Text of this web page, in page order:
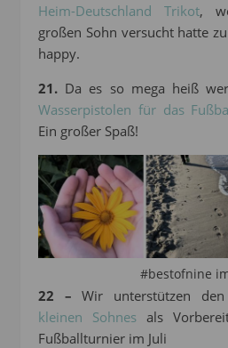
Heim-Deutschland Trikot,
großen Sohn versucht hatte
happy.
21. Da es so mega heiß
Wasserpistolen für das
Ein großer Spaß!
#bestofnine
22 –Wir unterstützen den
kleinen Sohnesals
Fußballturnier im Juli